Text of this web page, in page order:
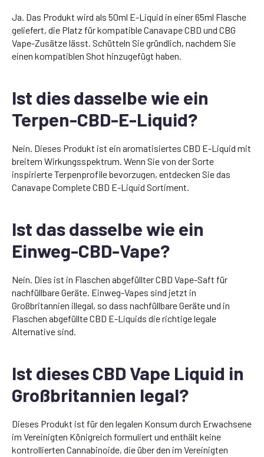
Ja. Das Produkt wird als 50ml E-Liquid in einer 65ml Flasche
geliefert, die Platz für kompatible Canavape CBD und CBG
Vape-Zusätze lässt. Schütteln Sie gründlich, nachdem Sie
einen kompatiblen Shot hinzugefügt haben.
Ist dies dasselbe wie ein
Terpen-CBD-E-Liquid?
Nein. Dieses Produkt ist ein aromatisiertes CBD E-Liquid mit
breitem Wirkungsspektrum. Wenn Sie von der Sorte
inspirierte Terpenprofile bevorzugen, entdecken Sie das
Canavape Complete CBD E-Liquid Sortiment.
Ist das dasselbe wie ein
Einweg-CBD-Vape?
Nein. Dies ist in Flaschen abgefüllter CBD Vape-Saft für
nachfüllbare Geräte. Einweg-Vapes sind jetzt in
Großbritannien illegal, so dass nachfüllbare Geräte und in
Flaschen abgefüllte CBD E-Liquids die richtige legale
Alternative sind.
Ist dieses CBD Vape Liquid in
Großbritannien legal?
Dieses Produkt ist für den legalen Konsum durch Erwachsene
im Vereinigten Königreich formuliert und enthält keine
kontrollierten Cannabinoide, die über den im Vereinigten